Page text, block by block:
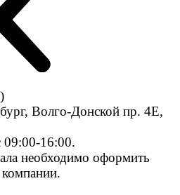
Волго-Донской пр. 4E,
16:00.
необходимо оформить
компании.